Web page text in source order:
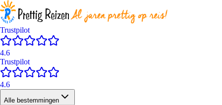
Trustpilot
4.6
Trustpilot
4.6
Alle bestemmingen